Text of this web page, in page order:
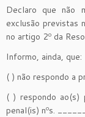
Declaro que não
exclusão previstas
no artigo 2º da
Informo, ainda, que:
( ) não respondo a
( ) respondo ao(s)
penal(is) nºs.